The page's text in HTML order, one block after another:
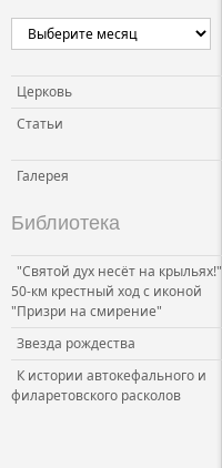
Церковь
Статьи
Галерея
Библиотека
"Святой дух несёт на крыльях!"
50-км крестный ход с иконой
"Призри на смирение"
Звезда рождества
К истории автокефального и
филаретовского расколов